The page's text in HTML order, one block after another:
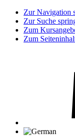
Zur Navigation
Zur Suche
Zum
Zum